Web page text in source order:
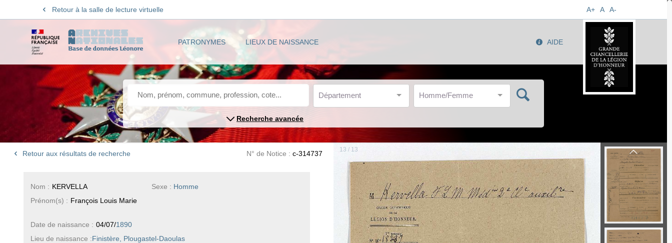
Retour à la salle de lecture virtuelle A+ A A-
PATRONYMES LIEUX DE NAISSANCE AIDE
Département Homme/Femme
Recherche avancée
Retour aux résultats de recherche N° de Notice :c-314737
Sexe : Homme
Nom : KERVELLA
Prénom(s) : François Louis Marie
Date de naissance : 04/07/1890
Lieu de naissance :Finistère, Plougastel-Daoulas
13 / 13